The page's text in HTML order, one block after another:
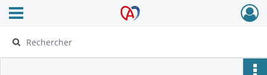
Archives Alsace - Colmar
Ouvrir le menu déroulant